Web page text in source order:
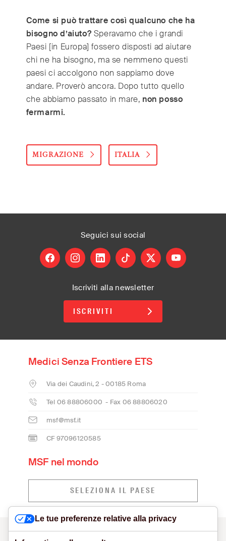
Come si può trattare così qualcuno che ha
bisogno d’aiuto? Speravamo che i grandi
Paesi [in Europa] fossero disposti ad aiutare
chi ne ha bisogno, ma se nemmeno questi
paesi ci accolgono non sappiamo dove
andare. Proverò ancora. Dopo tutto quello
che abbiamo passato in mare, non posso
fermarmi.
MIGRAZIONE ITALIA
Seguici sui social
facebookinstagramlinkedintiktok X youtube
Iscriviti alla newsletter
ISCRIVITI
Medici Senza Frontiere ETS
Via dei Caudini, 2 - 00185 Roma
Tel 06 88806000 - Fax 06 88806020
msf@msf.it
CF 97096120585
MSF nel mondo
SELEZIONA IL PAESE
CONTATTI
MODELLO ORGANIZZATIVO E SEGNALAZIONI
Le tue preferenze relative alla privacy